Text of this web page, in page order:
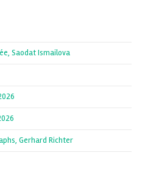
Saodat Ismailova
Gerhard Richter